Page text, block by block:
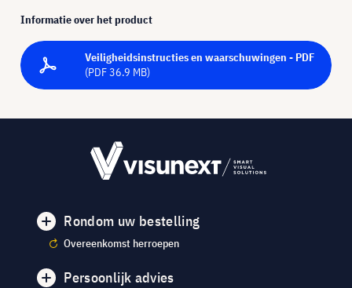
Informatie over het product
Veiligheidsinstructies en waarschuwingen - PDF
(PDF 36.9 MB)
Rondom uw bestelling
Overeenkomst herroepen
Persoonlijk advies